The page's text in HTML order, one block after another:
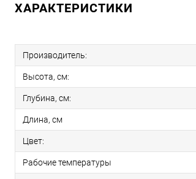
ХАРАКТЕРИСТИКИ
Производитель:
Высота, см:
Глубина, см:
Длина, см
Цвет:
Рабочие температуры